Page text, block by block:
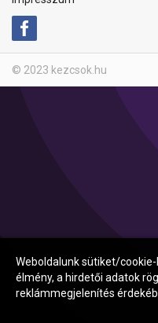
© 2023 kezcsok.hu
Weboldalunk sütiket/
élmény, a hirdetői adatok
reklámmegjelenítés